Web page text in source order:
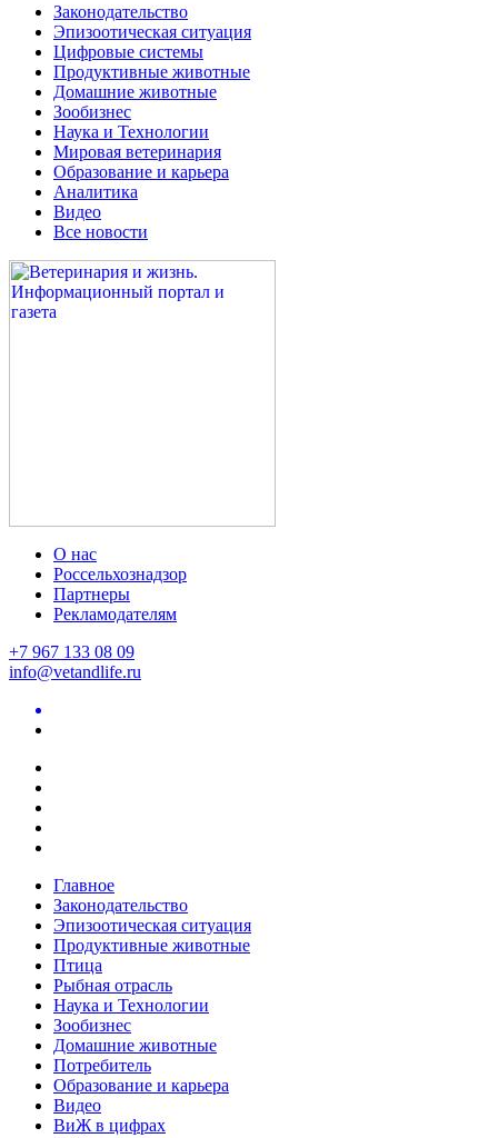
Законодательство
Эпизоотическая ситуация
Цифровые системы
Продуктивные животные
Домашние животные
Зообизнес
Наука и Технологии
Мировая ветеринария
Образование и карьера
Аналитика
Видео
Все новости
О нас
Россельхознадзор
Партнеры
Рекламодателям
+7 967 133 08 09
info@vetandlife.ru
Главное
Законодательство
Эпизоотическая ситуация
Продуктивные животные
Птица
Рыбная отрасль
Наука и Технологии
Зообизнес
Домашние животные
Потребитель
Образование и карьера
Видео
ВиЖ в цифрах